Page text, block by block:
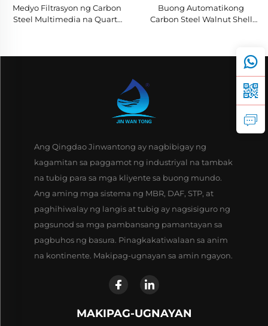
Medyo Filtrasyon ng Carbon
Steel Multimedia na Quartz
Buong Automatikong
Carbon Steel Walnut Shell
Ang Qingdao Jinwantong ay nagbibigay ng
kagamitan sa paggamot ng industriyal na tambak
na tubig para sa mga kliyente sa buong mundo.
Ang aming mga sistema ng MBR, DAF, STP, at
paghihiwalay ng langis at tubig ay nagsisiguro ng
pagsunod sa mga pambansang pamantayan sa
pagbuhos ng basura. Pinagkakatiwalaan sa anim
na kontinente. Makipag-ugnayan sa amin ngayon.
MAKIPAG-UGNAYAN